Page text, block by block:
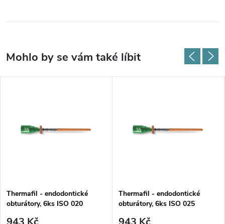
Thermafil - endodontické
obturátory, 6ks ISO 020
Thermafil - endodontické
obturátory, 6ks ISO 025